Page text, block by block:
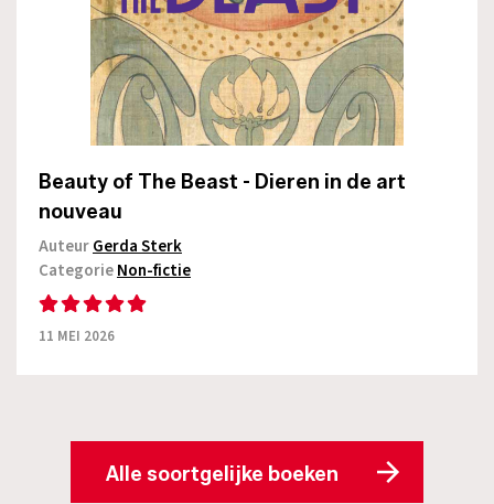
Beauty of The Beast - Dieren in de art
nouveau
AuteurGerda Sterk
CategorieNon-fictie
11 MEI 2026
Alle soortgelijke boeken